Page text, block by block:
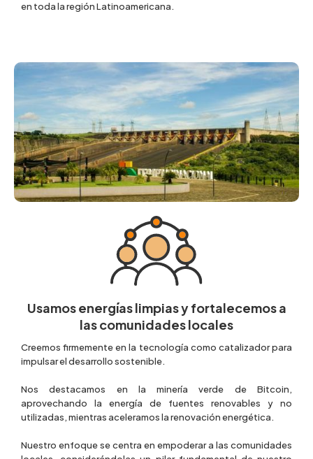
en toda la región Latinoamericana.
Usamos energías limpias y fortalecemos a
las comunidades locales
Creemos firmemente en la tecnología como catalizador para
impulsar el desarrollo sostenible.
Nos destacamos en la minería verde de Bitcoin,
aprovechando la energía de fuentes renovables y no
utilizadas, mientras aceleramos la renovación energética.
Nuestro enfoque se centra en empoderar a las comunidades